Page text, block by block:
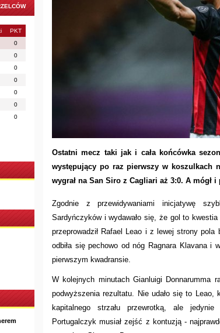
PKT
0
0
0
0
0
0
0
Ostatni mecz taki jak i cała końcówka
występujący po raz pierwszy w koszulkach
wygrał na San Siro z Cagliari aż 3:0. A mógł
Zgodnie z przewidywaniami inicjatywę
Sardyńczyków i wydawało się, że gol to
przeprowadził Rafael Leao i z lewej strony pola
odbiła się pechowo od nóg Ragnara Klavana i
pierwszym kwadransie.
W kolejnych minutach Gianluigi Donnarumma
podwyższenia rezultatu. Nie udało się to Leao,
kapitalnego strzału przewrotką, ale
Portugalczyk musiał zejść z kontuzją -